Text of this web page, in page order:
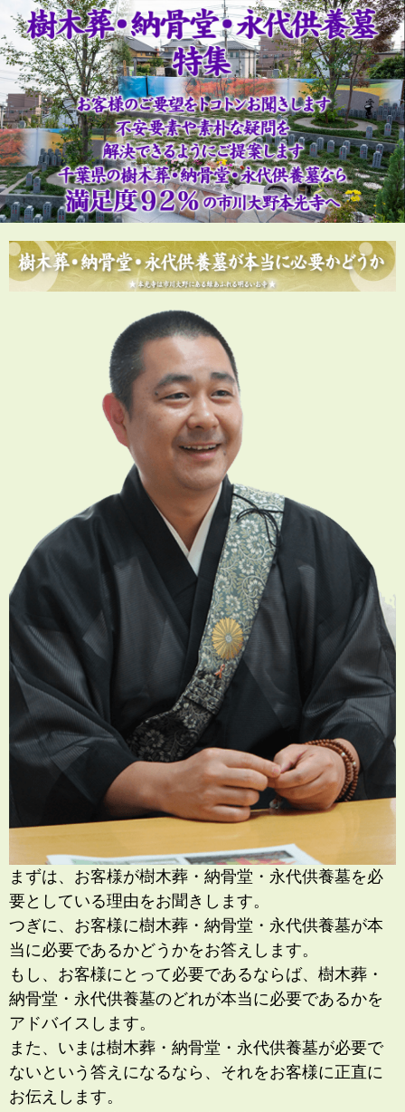
まずは、お客様が樹木葬・納骨堂・永代供養墓を必
要としている理由をお聞きします。
つぎに、お客様に樹木葬・納骨堂・永代供養墓が本
当に必要であるかどうかをお答えします。
もし、お客様にとって必要であるならば、樹木葬・
納骨堂・永代供養墓のどれが本当に必要であるかを
アドバイスします。
また、いまは樹木葬・納骨堂・永代供養墓が必要で
ないという答えになるなら、それをお客様に正直に
お伝えします。